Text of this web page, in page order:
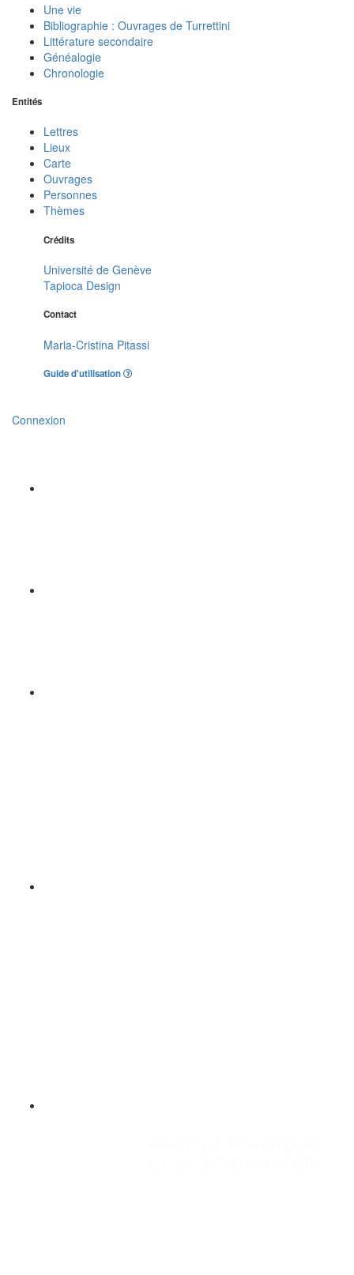
Une vie
Bibliographie : Ouvrages de Turrettini
Littérature secondaire
Généalogie
Chronologie
Entités
Lettres
Lieux
Carte
Ouvrages
Personnes
Thèmes
Crédits
Université de Genève
Tapioca Design
Contact
Maria-Cristina Pitassi
Guide d'utilisation
Connexion